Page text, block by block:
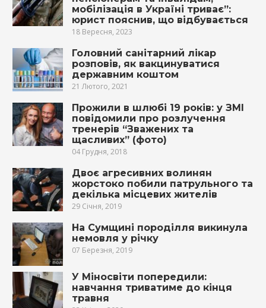
мобілізація в Україні триває”:
юрист пояснив, що відбувається
18 Вересня, 2023
Головний санітарний лікар
розповів, як вакцинуватися
державним коштом
21 Лютого, 2021
Прожили в шлюбі 19 років: у ЗМІ
повідомили про розлучення
тренерів “Зважених та
щасливих” (фото)
04 Грудня, 2018
Двоє агресивних волинян
жорстоко побили патрульного та
декілька місцевих жителів
29 Січня, 2019
На Сумщині породілля викинула
немовля у річку
07 Березня, 2019
У Міносвіти попередили:
навчання триватиме до кінця
травня